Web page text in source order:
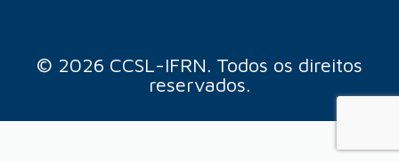
© 2026 CCSL-IFRN. Todos os direitos
reservados.